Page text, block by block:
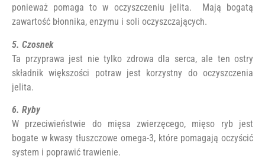
ponieważ pomaga to w oczyszczeniu jelita. Mają bogatą
zawartość błonnika, enzymu i soli oczyszczających.
5. Czosnek
Ta przyprawa jest nie tylko zdrowa dla serca, ale ten ostry
składnik większości potraw jest korzystny do oczyszczenia
jelita.
6. Ryby
W przeciwieństwie do mięsa zwierzęcego, mięso ryb jest
bogate w kwasy tłuszczowe omega-3, które pomagają oczyścić
system i poprawić trawienie.